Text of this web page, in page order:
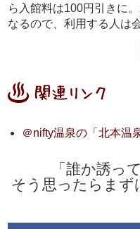
ら入館料は100円引きに
なるので、利用する人は
＠nifty温泉の「北本温
「誰か誘っ
そう思ったらまず